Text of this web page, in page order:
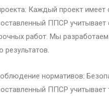
Каждый проект имеет
ППСР учитывает
работ. Мы
результатов.
нормативов:
ППСР учитывает